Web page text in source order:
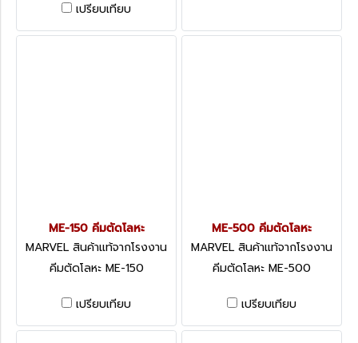
เปรียบเทียบ
ME-150 คีมตัดโลหะ
MARVEL สินค้าแท้จากโรงงาน
ME-150
คีมตัดโลหะ ME-150
เปรียบเทียบ
ME-500 คีมตัดโลหะ
MARVEL สินค้าแท้จากโรงงาน
ME-500
คีมตัดโลหะ ME-500
เปรียบเทียบ